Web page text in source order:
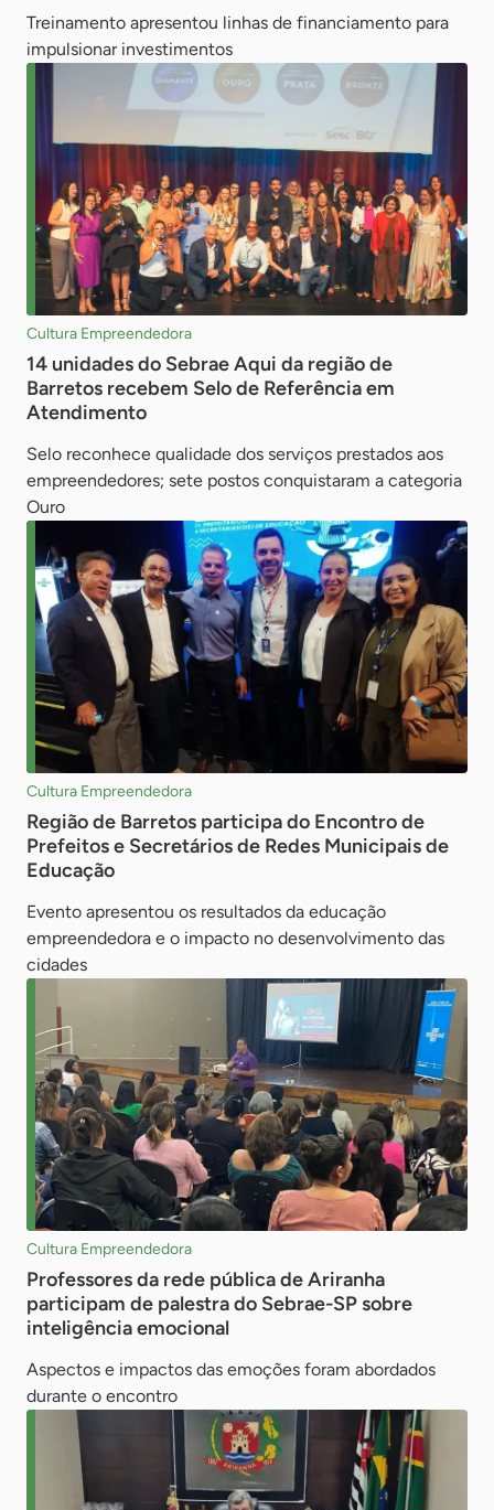
Treinamento apresentou linhas de financiamento para
impulsionar investimentos
Cultura Empreendedora
14 unidades do Sebrae Aqui da região de
Barretos recebem Selo de Referência em
Atendimento
Selo reconhece qualidade dos serviços prestados aos
empreendedores; sete postos conquistaram a categoria
Ouro
Cultura Empreendedora
Região de Barretos participa do Encontro de
Prefeitos e Secretários de Redes Municipais de
Educação
Evento apresentou os resultados da educação
empreendedora e o impacto no desenvolvimento das
cidades
Cultura Empreendedora
Professores da rede pública de Ariranha
participam de palestra do Sebrae-SP sobre
inteligência emocional
Aspectos e impactos das emoções foram abordados
durante o encontro